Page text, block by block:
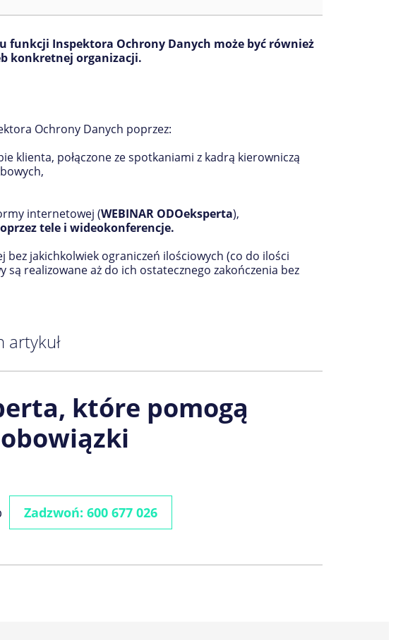
Inspektora Ochrony Danych może być również
konkretnej organizacji.
Ochrony Danych poprzez:
klienta, połączone ze spotkaniami z kadrą kierowniczą
internetowej (WEBINAR ODOeksperta),
tele i wideokonferencje.
bez jakichkolwiek ograniczeń ilościowych (co do ilości
są realizowane aż do ich ostatecznego zakończenia bez
artykuł
które pomogą
Zadzwoń: 600 677 026